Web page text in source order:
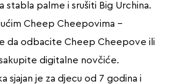
stabla palme i srušiti Big Urchina.
Cheep Cheepovima –
da odbacite Cheep Cheepove ili
digitalne novčiće.
sjajan je za djecu od 7 godina i